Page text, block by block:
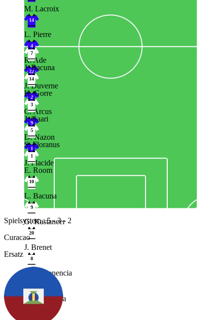
M. Lacroix
14
L. Pierre
4
R. Ade
22
J. Duverne
2
C. Arcus
9
D. Nazon
1
J. Placide
7
J. Bacuna
14
K. Gorre
3
J. Gaari
5
S. Floranus
1
E. Room
10
L. Bacuna
9
G. Kastaneer
20
J. Brenet
8
L. Comenencia
R. Van Eijma
Spielsystem : 5 - 3 - 2
Curacao
Ersatz